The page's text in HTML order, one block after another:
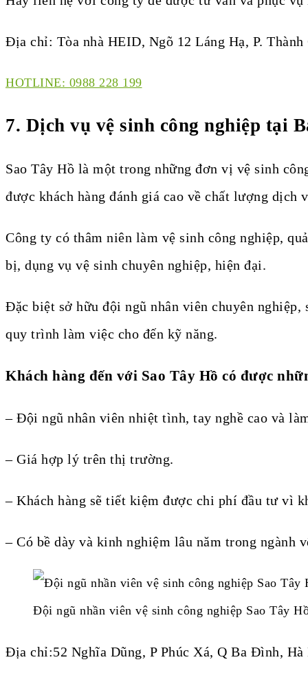
Địa chỉ: Tòa nhà HEID, Ngõ 12 Láng Hạ, P.
HOTLINE: 0988 228 199
7. Dịch vụ vệ sinh công nghiệp tại
Sao Tây Hồ là một trong những đơn vị vệ sinh
được khách hàng đánh giá cao về chất lượng dịch
Công ty có thâm niên làm vệ sinh công nghiệp,
bị, dụng vụ vệ sinh chuyên nghiệp, hiện đại.
Đặc biệt sở hữu đội ngũ nhân viên chuyên
quy trình làm việc cho đến kỹ năng.
Khách hàng đến với Sao Tây Hồ có được
– Đội ngũ nhân viên nhiệt tình, tay nghề cao và
– Giá hợp lý trên thị trường.
– Khách hàng sẽ tiết kiệm được chi phí đầu tư vì
– Có bề dày và kinh nghiệm lâu năm trong ngành
Đội ngũ nhần viên vệ sinh công nghiệp Sao Tây
Địa chỉ:52 Nghĩa Dũng, P Phúc Xá, Q Ba Đình, Hà